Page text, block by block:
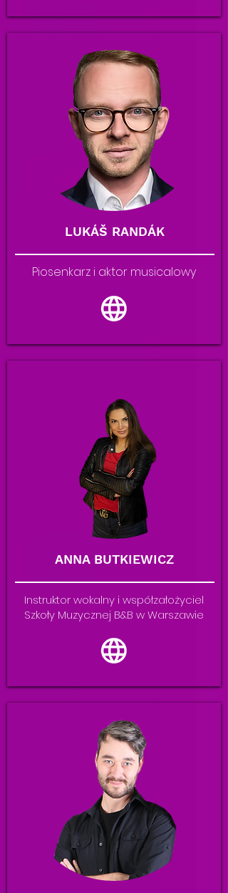
LUKÁŠ RANDÁK
Piosenkarz i aktor musicalowy
ANNA BUTKIEWICZ
Instruktor wokalny i współzałożyciel
Szkoły Muzycznej B&B w Warszawie